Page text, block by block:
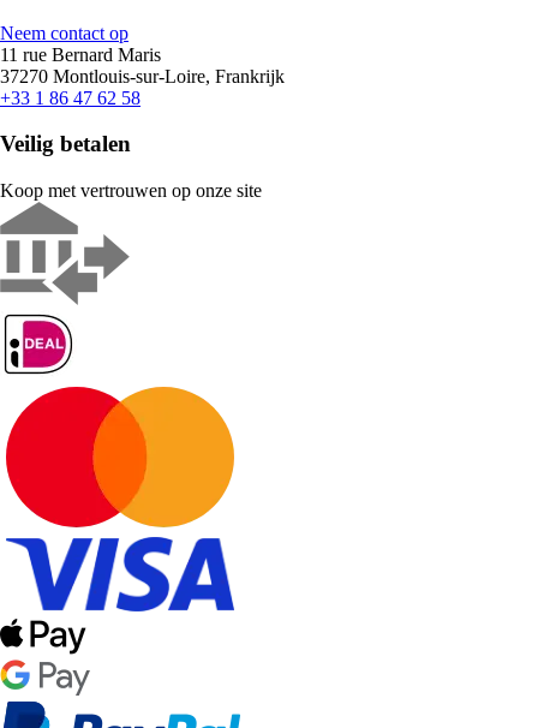
Neem contact op
11 rue Bernard Maris
37270 Montlouis-sur-Loire, Frankrijk
+33 1 86 47 62 58
Veilig betalen
Koop met vertrouwen op onze site